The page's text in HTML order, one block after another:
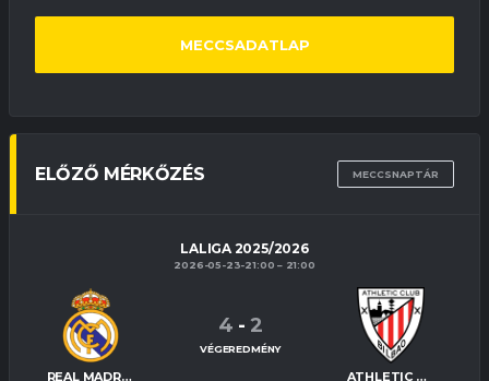
MECCSADATLAP
ELŐZŐ MÉRKŐZÉS MECCSNAPTÁR
LALIGA 2025/2026
2026-05-23-21:00 21:00
REAL MADRID ATHLETIC BILBAO
4 - 2
VÉGEREDMÉNY